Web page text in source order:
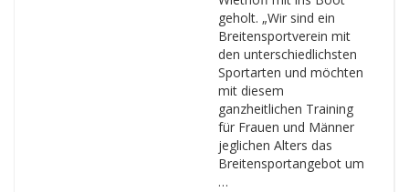
geholt. „Wir sind ein
Breitensportverein mit
den unterschiedlichsten
Sportarten und möchten
mit diesem
ganzheitlichen Training
für Frauen und Männer
jeglichen Alters das
Breitensportangebot um
…